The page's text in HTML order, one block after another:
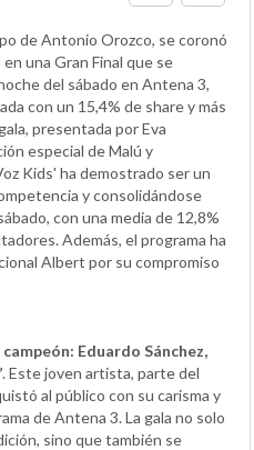
de Antonio Orozco, se coronó
una Gran Final que se
del sábado en Antena 3,
con un 15,4% de share y más
presentada por Eva
especial de Malú y
Kids' ha demostrado ser un
y consolidándose
con una media de 12,8%
Además, el programa ha
Albert por su compromiso
campeón: Eduardo Sánchez,
. Este joven artista, parte del
al público con su carisma y
de Antena 3. La gala no solo
sino que también se